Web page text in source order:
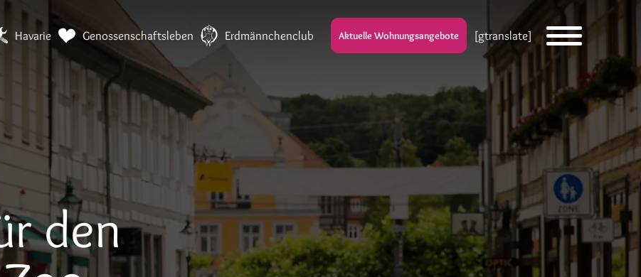
Havarie Genossenschaftsleben Erdmännchenclub Aktuelle Wohnungsangebote [gtranslate]
den
1893 heute! Zur neuen Startseite